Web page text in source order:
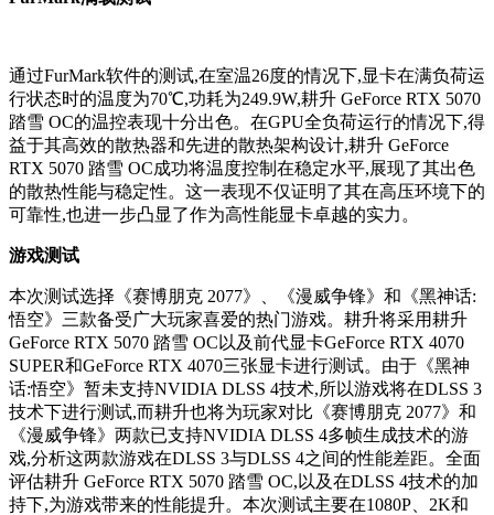
通过FurMark软件的测试,在室温26度的情况下,显卡在满负荷运
行状态时的温度为70℃,功耗为249.9W,耕升 GeForce RTX 5070
踏雪 OC的温控表现十分出色。在GPU全负荷运行的情况下,得
益于其高效的散热器和先进的散热架构设计,耕升 GeForce
RTX 5070 踏雪 OC成功将温度控制在稳定水平,展现了其出色
的散热性能与稳定性。这一表现不仅证明了其在高压环境下的
可靠性,也进一步凸显了作为高性能显卡卓越的实力。
游戏测试
本次测试选择《赛博朋克 2077》、《漫威争锋》和《黑神话:
悟空》三款备受广大玩家喜爱的热门游戏。耕升将采用耕升
GeForce RTX 5070 踏雪 OC以及前代显卡GeForce RTX 4070
SUPER和GeForce RTX 4070三张显卡进行测试。由于《黑神
话:悟空》暂未支持NVIDIA DLSS 4技术,所以游戏将在DLSS 3
技术下进行测试,而耕升也将为玩家对比《赛博朋克 2077》和
《漫威争锋》两款已支持NVIDIA DLSS 4多帧生成技术的游
戏,分析这两款游戏在DLSS 3与DLSS 4之间的性能差距。全面
评估耕升 GeForce RTX 5070 踏雪 OC,以及在DLSS 4技术的加
持下,为游戏带来的性能提升。本次测试主要在1080P、2K和